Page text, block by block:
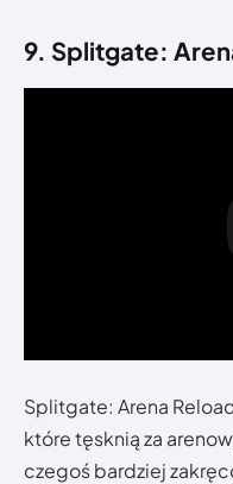
9. Splitgate:
Splitgate: Arena
które tęsknią za
czegoś bardziej